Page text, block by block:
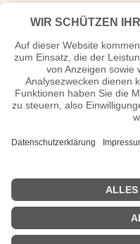
<<Was